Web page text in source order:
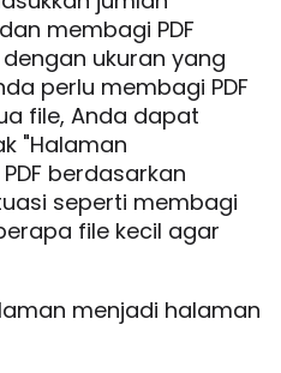
membagi PDF
ukuran yang
perlu membagi PDF
file, Anda dapat
"Halaman
berdasarkan
seperti membagi
file kecil agar
menjadi halaman